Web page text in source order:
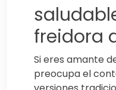
freidora
Si eres amante
preocupa el